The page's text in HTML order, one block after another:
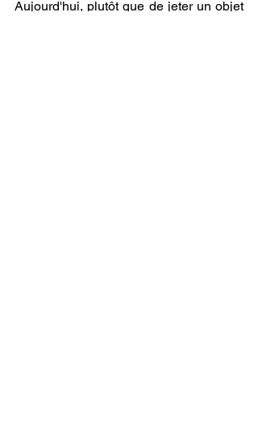
Aujourd'hui, plutôt que de jeter un objet